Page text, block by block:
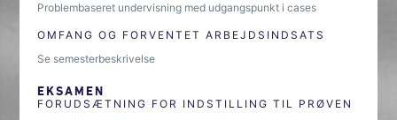
Problembaseret undervisning med udgangspunkt i cases
OMFANG OG FORVENTET ARBEJDSINDSATS
Se semesterbeskrivelse
EKSAMEN
FORUDSÆTNING FOR INDSTILLING TIL PRØVEN